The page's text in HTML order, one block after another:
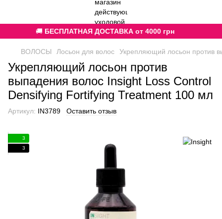
🚚 БЕСПЛАТНАЯ ДОСТАВКА от 4000 грн
ВОЛОСЫ Лосьон для волос Укрепляющий лосьон против
Укрепляющий лосьон против
выпадения волос Insight Loss Control
Densifying Fortifying Treatment 100 мл
Артикул: IN3789 Оставить отзыв
3
3